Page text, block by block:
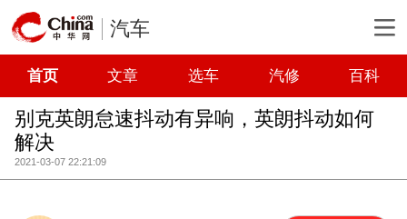
汽车
首页 文章 选车 汽修 百科
别克英朗怠速抖动有异响，英朗抖动如何
解决
2021-03-07 22:21:09